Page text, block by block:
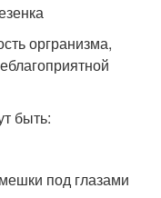
оргранизма,
быть:
под глазами